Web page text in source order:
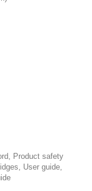
Product safety
User guide,